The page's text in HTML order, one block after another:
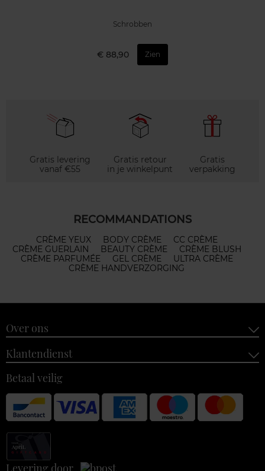
Schrobben
€ 88,90 Zien
Gratis levering
vanaf €55
Gratis retour
in je winkelpunt
Gratis
verpakking
RECOMMANDATIONS
CRÈME YEUX BODY CRÈME
CC CRÈME
CRÈME GUERLAIN
BEAUTY CRÈME
CRÈME BLUSH
CRÈME PARFUMÉE
GEL CRÈME
ULTRA CRÈME
CRÈME HANDVERZORGING
Over ons
Klantendienst
Betaal veilig